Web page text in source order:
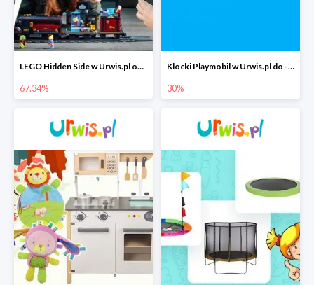
LEGO Hidden Side w Urwis.pl od 67,34 zł
67.34%
Klocki Playmobil w Urwis.pl do -30%
30%